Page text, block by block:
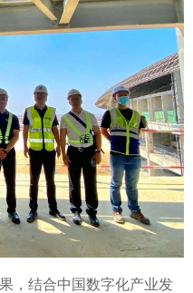
，结合中国数字化产业发